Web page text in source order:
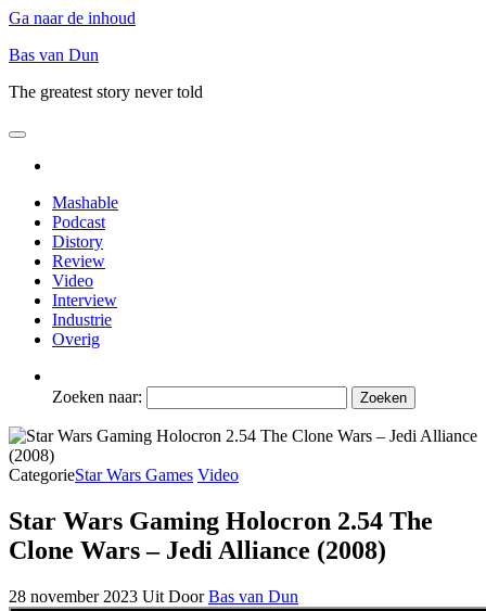
Ga naar de inhoud
Bas van Dun
The greatest story never told
Mashable
Podcast
Distory
Review
Video
Interview
Industrie
Overig
Zoeken naar:
CategorieStar Wars Games Video
Star Wars Gaming Holocron 2.54 The
Clone Wars – Jedi Alliance (2008)
28 november 2023 Uit Door Bas van Dun